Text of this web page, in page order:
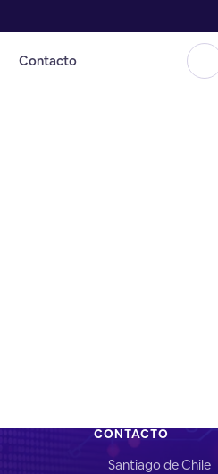
Contacto
CONTACTO
Santiago de Chile